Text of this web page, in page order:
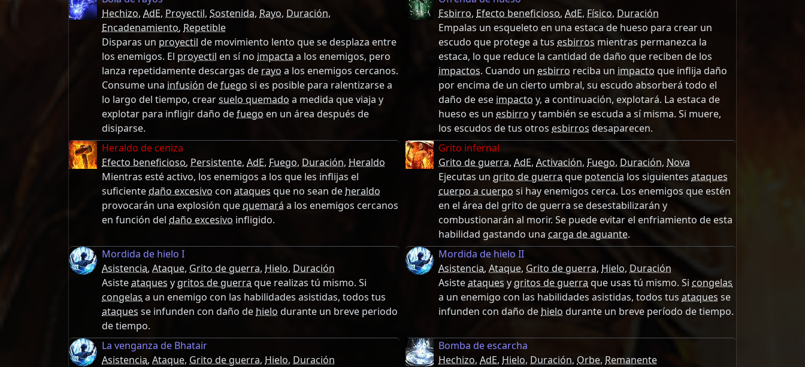
Hechizo, AdE, Proyectil, Sostenida, Rayo, Duración,
Encadenamiento, Repetible
Disparas un proyectil de movimiento lento que se desplaza entre
los enemigos. El proyectil en sí no impacta a los enemigos, pero
lanza repetidamente descargas de rayo a los enemigos cercanos.
Consume una infusión defuego si es posible para ralentizarse a
lo largo del tiempo, crearsuelo quemado a medida que viaja y
explotar para infligir daño defuego en un área después de
disiparse.
Esbirro, Efecto beneficioso, AdE, Físico, Duración
Empalas un esqueleto en una estaca de hueso para crear un
escudo que protege a tus esbirros mientras permanezca la
estaca, lo que reduce la cantidad de daño que reciben de los
impactos. Cuando un esbirro reciba un impacto que inflija daño
por encima de un cierto umbral, su escudo absorberá todo el
daño de ese impacto y, a continuación, explotará. La estaca de
hueso es un esbirro y también se escuda a sí misma. Si muere,
los escudos de tus otros esbirros desaparecen.
Heraldo de ceniza
Efecto beneficioso, Persistente, AdE, Fuego, Duración, Heraldo
Mientras esté activo, los enemigos a los que les inflijas el
suficientedaño excesivo con ataques que no sean de heraldo
provocarán una explosión quequemará a los enemigos cercanos
en función del daño excesivo infligido.
Grito infernal
Grito de guerra, AdE, Activación, Fuego, Duración, Nova
Ejecutas un grito de guerra que potencia los siguientes ataques
cuerpo a cuerpo si hay enemigos cerca. Los enemigos que estén
en el área del grito de guerra se desestabilizarán y
combustionarán al morir. Se puede evitar el enfriamiento de esta
habilidad gastando una carga de aguante.
Mordida de hielo I
Asistencia, Ataque, Grito de guerra, Hielo, Duración
Asisteataques y gritos de guerra que realizas tú mismo. Si
congelas a un enemigo con las habilidades asistidas, todos tus
ataques se infunden con daño de hielo durante un breve periodo
de tiempo.
Mordida de hielo II
Asistencia, Ataque, Grito de guerra, Hielo, Duración
Asisteataques ygritos de guerra que usas tú mismo. Si congelas
a un enemigo con las habilidades asistidas, todos tus ataques se
infunden con daño de hielo durante un breve período de tiempo.
La venganza de Bhatair
Asistencia, Ataque, Grito de guerra, Hielo, Duración
Bomba de escarcha
Hechizo, AdE, Hielo, Duración, Orbe, Remanente